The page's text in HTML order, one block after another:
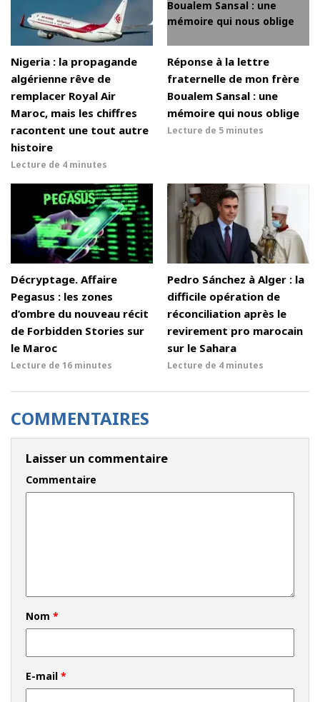
Nigeria : la propagande
algérienne rêve de
remplacer Royal Air
Maroc, mais les chiffres
racontent une tout autre
histoire
Lecture de 4 minutes
Réponse à la lettre
fraternelle de mon frère
Boualem Sansal : une
mémoire qui nous oblige
Lecture de 5 minutes
Décryptage. Affaire
Pegasus : les zones
d’ombre du nouveau récit
de Forbidden Stories sur
le Maroc
Lecture de 16 minutes
Pedro Sánchez à Alger : la
difficile opération de
réconciliation après le
revirement pro marocain
sur le Sahara
Lecture de 4 minutes
COMMENTAIRES
Laisser un commentaire
Commentaire
Nom *
E-mail *